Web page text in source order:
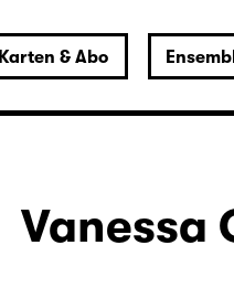
Karten & Abo
Vanessa